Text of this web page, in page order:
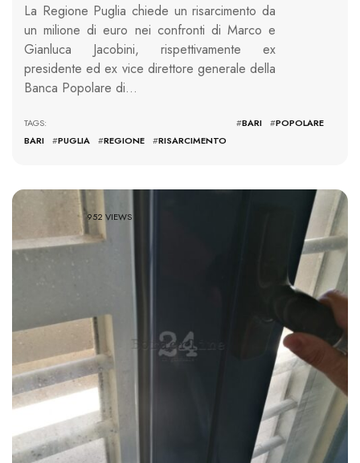
La Regione Puglia chiede un risarcimento da
un milione di euro nei confronti di Marco e
Gianluca Jacobini, rispettivamente ex
presidente ed ex vice direttore generale della
Banca Popolare di…
TAGS: #BARI #POPOLARE
BARI
#PUGLIA #REGIONE #RISARCIMENTO
952 VIEWS